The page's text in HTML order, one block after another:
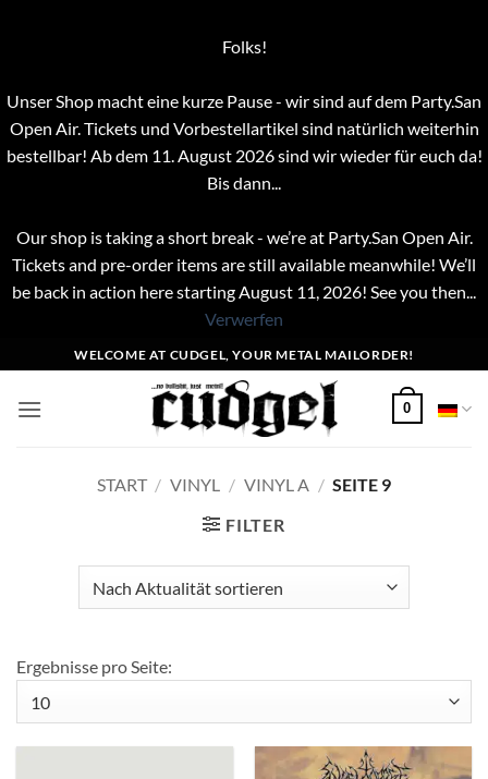
Folks!
Unser Shop macht eine kurze Pause - wir sind auf dem Party.San
Open Air. Tickets und Vorbestellartikel sind natürlich weiterhin
bestellbar! Ab dem 11. August 2026 sind wir wieder für euch da!
Bis dann...
Our shop is taking a short break - we’re at Party.San Open Air.
Tickets and pre-order items are still available meanwhile! We’ll
be back in action here starting August 11, 2026! See you then...
Verwerfen
Inhalt
springen
WELCOME AT CUDGEL, YOUR METAL MAILORDER!
0
START / VINYL / VINYL A / SEITE 9
FILTER
Ergebnisse pro Seite: